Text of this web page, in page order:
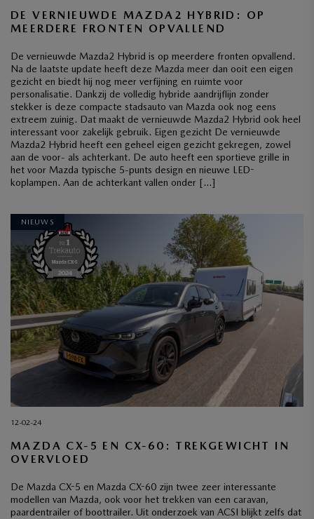
DE VERNIEUWDE MAZDA2 HYBRID: OP
MEERDERE FRONTEN OPVALLEND
De vernieuwde Mazda2 Hybrid is op meerdere fronten opvallend.
Na de laatste update heeft deze Mazda meer dan ooit een eigen
gezicht en biedt hij nog meer verfijning en ruimte voor
personalisatie. Dankzij de volledig hybride aandrijflijn zonder
stekker is deze compacte stadsauto van Mazda ook nog eens
extreem zuinig. Dat maakt de vernieuwde Mazda2 Hybrid ook heel
interessant voor zakelijk gebruik. Eigen gezicht De vernieuwde
Mazda2 Hybrid heeft een geheel eigen gezicht gekregen, zowel
aan de voor- als achterkant. De auto heeft een sportieve grille in
het voor Mazda typische 5-punts design en nieuwe LED-
koplampen. Aan de achterkant vallen onder […]
NIEUWS
12-02-24
MAZDA CX-5 EN CX-60: TREKGEWICHT IN
OVERVLOED
De Mazda CX-5 en Mazda CX-60 zijn twee zeer interessante
modellen van Mazda, ook voor het trekken van een caravan,
paardentrailer of boottrailer. Uit onderzoek van ACSI blijkt zelfs dat